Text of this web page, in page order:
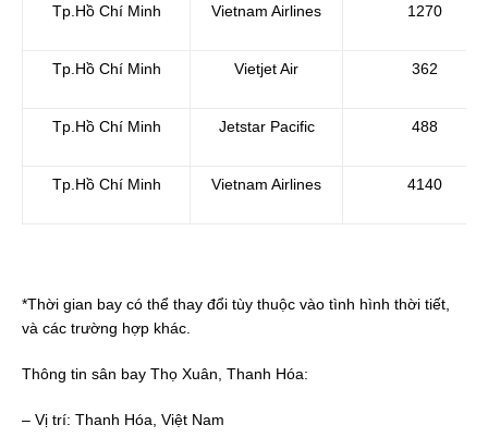
Tp.Hồ Chí Minh Vietnam Airlines 1270
Tp.Hồ Chí Minh Vietjet Air 362
Tp.Hồ Chí Minh Jetstar Pacific 488
Tp.Hồ Chí Minh Vietnam Airlines 4140
*Thời gian bay có thể thay đổi tùy thuộc vào tình hình thời tiết,
và các trường hợp khác.
Thông tin sân bay Thọ Xuân, Thanh Hóa:
– Vị trí: Thanh Hóa, Việt Nam